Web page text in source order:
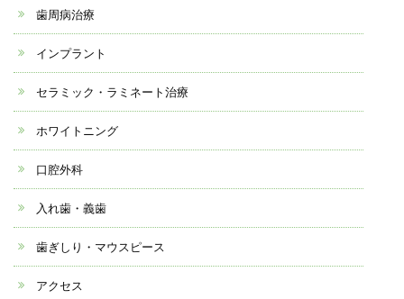
歯周病治療
インプラント
セラミック・ラミネート治療
ホワイトニング
口腔外科
入れ歯・義歯
歯ぎしり・マウスピース
アクセス